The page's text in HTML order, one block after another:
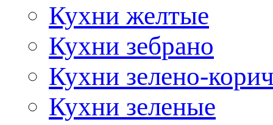
Кухни желтые
Кухни зебрано
Кухни зелено-
Кухни зеленые